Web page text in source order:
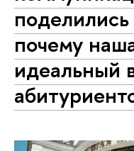
почему
идеальный